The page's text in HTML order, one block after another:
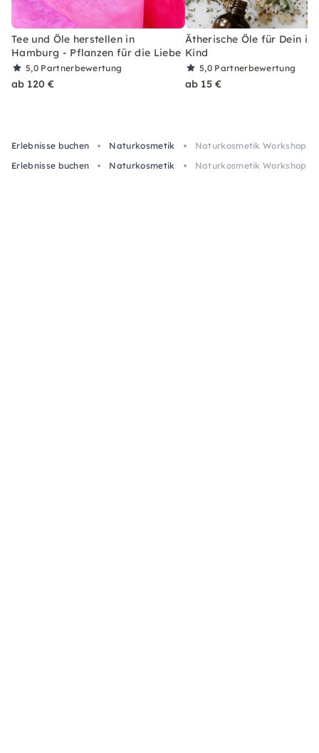
Tee und Öle herstellen in
Hamburg - Pflanzen für die Liebe
5,0 Partnerbewertung
ab 120 €
Ätherische Öle für Dein
Kind
5,0 Partnerbewertung
ab 15 €
Erlebnisse buchen Naturkosmetik
Naturkosmetik Workshop
Erlebnisse buchen
Naturkosmetik Naturkosmetik Workshop